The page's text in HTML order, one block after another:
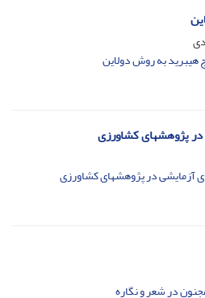
پژوهشهای کشاورزی